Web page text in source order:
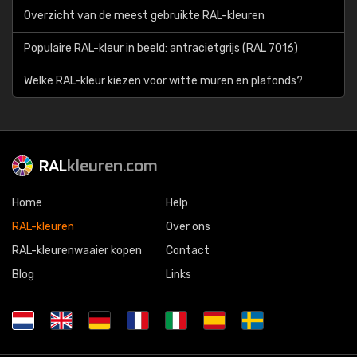
Overzicht van de meest gebruikte RAL-kleuren
Populaire RAL-kleur in beeld: antracietgrijs (RAL 7016)
Welke RAL-kleur kiezen voor witte muren en plafonds?
RALkleuren.com
Home
RAL-kleuren
RAL-kleurenwaaier kopen
Blog
Help
Over ons
Contact
Links